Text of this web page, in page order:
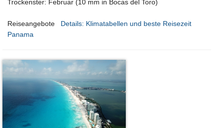
Trockenster: Februar (10 mm in Bocas del Toro)
Reiseangebote
Details: Klimatabellen und beste Reisezeit
Panama